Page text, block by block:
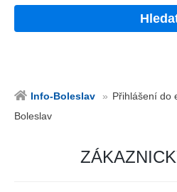
Info-Boleslav
Přihlášení do
Boleslav